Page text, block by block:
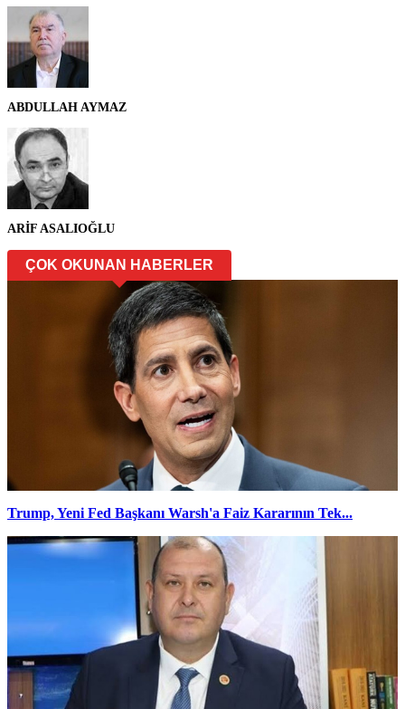
ABDULLAH AYMAZ
ARİF ASALIOĞLU
ÇOK OKUNAN HABERLER
Trump, Yeni Fed Başkanı Warsh'a Faiz Kararının Tek...